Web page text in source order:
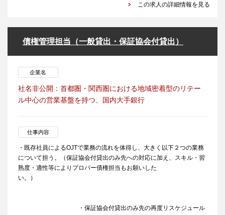
この求人の詳細情報を見る
債権管理担当（一般貸出・保証協会付貸出）
企業名
社名非公開：首都圏・関西圏における地域密着型のリテー
ル中心の営業基盤を持つ、国内大手銀行
仕事内容
・既存社員によるOJTで業務の流れを体得し、大きく以下２つの業務
について担う。（保証協会付貸出のみ先への対応に加え、スキル・習
熟度・適性等によりプロパー債権担当もお願いした
い。）
・保証協会付貸出のみ先の再度リスケジュール